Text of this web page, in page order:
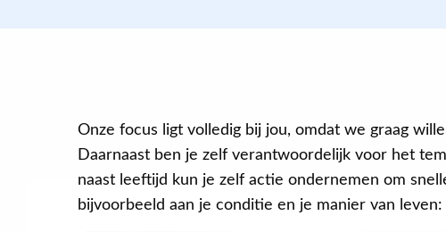
Onze focus ligt volledig bij jou, omdat we graag
Daarnaast ben je zelf verantwoordelijk voor het
naast leeftijd kun je zelf actie ondernemen om
bijvoorbeeld aan je conditie en je manier van